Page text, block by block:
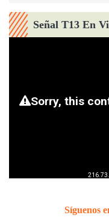
Señal T13 En
Síguenos